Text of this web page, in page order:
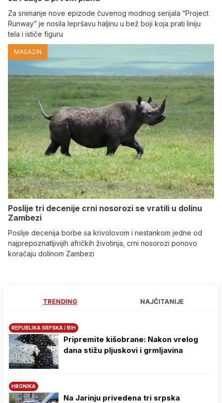
Za snimanje nove epizode čuvenog modnog serijala “Project
Runway” je nosila lepršavu haljinu u bež boji koja prati liniju
tela i ističe figuru
MAGAZIN
Poslije tri decenije crni nosorozi se vratili u dolinu
Zambezi
Poslije decenija borbe sa krivolovom i nestankom jedne od
najprepoznatljivijih afričkih životinja, crni nosorozi ponovo
koračaju dolinom Zambezi
TRENDING NAJČITANIJE
REPUBLIKA SRPSKA / BIH
Pripremite kišobrane: Nakon vrelog
dana stižu pljuskovi i grmljavina
HRONIKA
Na Јarinju privedena tri srpska